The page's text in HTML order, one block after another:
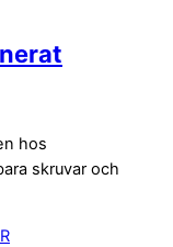
hos
skruvar och